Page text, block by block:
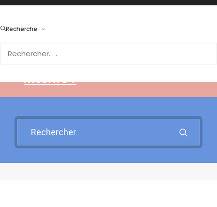
Recherchenouvelle application
Rendez-vous sur cette page
inscrire !